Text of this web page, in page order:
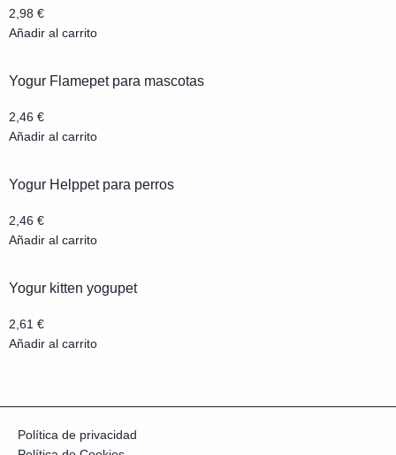
2,98 €
Añadir al carrito
Yogur Flamepet para mascotas
2,46 €
Añadir al carrito
Yogur Helppet para perros
2,46 €
Añadir al carrito
Yogur kitten yogupet
2,61 €
Añadir al carrito
Política de privacidad